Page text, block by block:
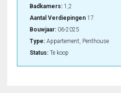
Badkamers: 1,2
Aantal Verdiepingen 17
Bouwjaar: 06-2025
Type: Appartement, Penthouse
Status: Te koop